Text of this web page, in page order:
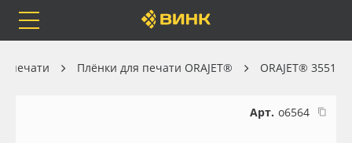
печати Плёнки для печати ORAJET® ORAJET® 3551
Арт. о6564